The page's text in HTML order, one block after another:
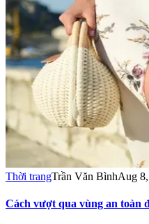
Thời trangTrần Văn BìnhAug
Cách vượt qua vùng an toàn